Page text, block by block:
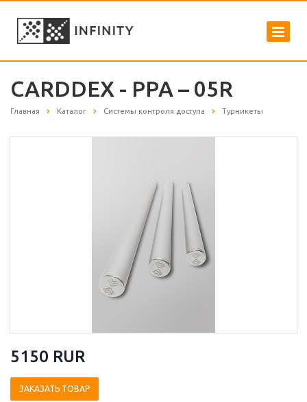
CARDDEX - PPA – 05R
Главная Каталог Системы контроля доступа Турникеты
5150 RUR
ЗАКАЗАТЬ ТОВАР